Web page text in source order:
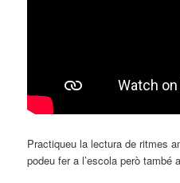
Practiqueu la lectura de ritmes
podeu fer a l’escola però també